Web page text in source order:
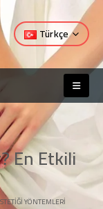
Türkçe
En Etkili
YÖNTEMLERI